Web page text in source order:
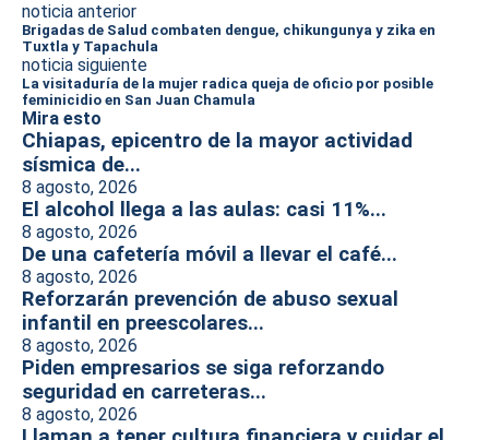
noticia anterior
Brigadas de Salud combaten dengue, chikungunya y zika en
Tuxtla y Tapachula
noticia siguiente
La visitaduría de la mujer radica queja de oficio por posible
feminicidio en San Juan Chamula
Mira esto
Chiapas, epicentro de la mayor actividad
sísmica de...
8 agosto, 2026
El alcohol llega a las aulas: casi 11%...
8 agosto, 2026
De una cafetería móvil a llevar el café...
8 agosto, 2026
Reforzarán prevención de abuso sexual
infantil en preescolares...
8 agosto, 2026
Piden empresarios se siga reforzando
seguridad en carreteras...
8 agosto, 2026